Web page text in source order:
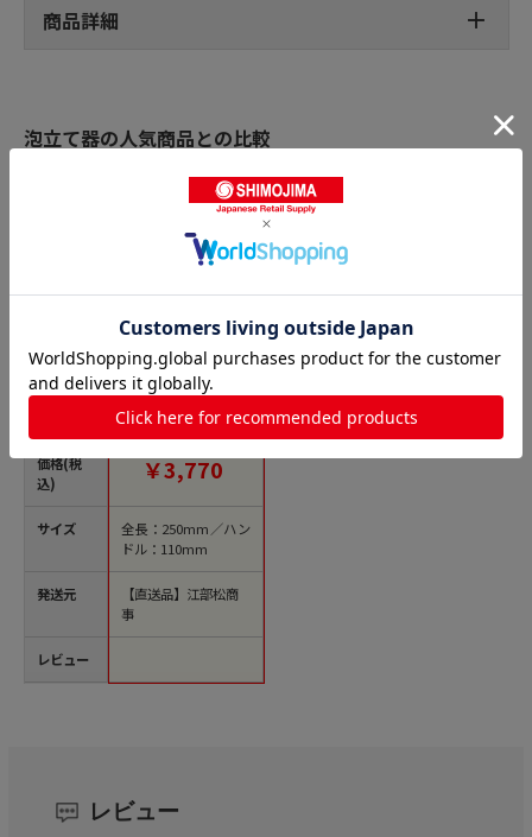
商品詳細
泡立て器の人気商品との比較
商品名
価格(税
込)
サイズ
発送元
レビュー
抗菌泡立て 2ライン
（8本細線）AG-25-8
250mm ピンク 1個
（ご注文単位1個）
【直送品】
￥3,770
全長：250mm／ハン
ドル：110mm
【直送品】江部松商
事
レビュー